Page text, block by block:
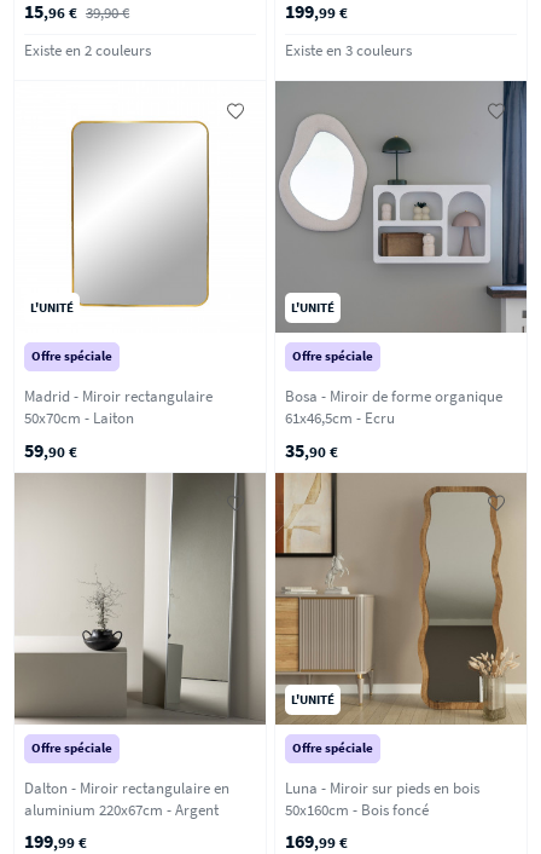
15,96 € 39,90 €
Existe en 2 couleurs
199,99 €
Existe en 3 couleurs
L'UNITÉ
Offre spéciale
Madrid - Miroir rectangulaire
50x70cm - Laiton
59,90 €
L'UNITÉ
Offre spéciale
Bosa - Miroir de forme organique
61x46,5cm - Ecru
35,90 €
Offre spéciale
Dalton - Miroir rectangulaire en
aluminium 220x67cm - Argent
199,99 €
L'UNITÉ
Offre spéciale
Luna - Miroir sur pieds en bois
50x160cm - Bois foncé
169,99 €